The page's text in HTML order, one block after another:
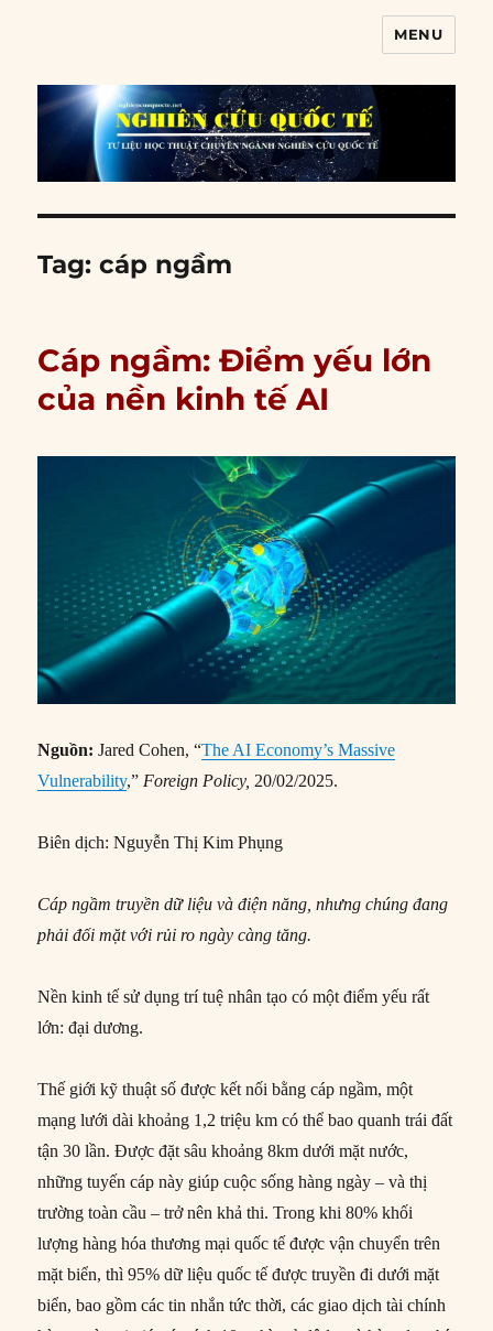
MENU
Tag:cáp ngầm
Cáp ngầm: Điểm yếu lớn
của nền kinh tế AI
Nguồn: Jared Cohen, “The AI Economy’s Massive
Vulnerability,” Foreign Policy, 20/02/2025.
Biên dịch: Nguyễn Thị Kim Phụng
Cáp ngầm truyền dữ liệu và điện năng, nhưng chúng đang
phải đối mặt với rủi ro ngày càng tăng.
Nền kinh tế sử dụng trí tuệ nhân tạo có một điểm yếu rất
lớn: đại dương.
Thế giới kỹ thuật số được kết nối bằng cáp ngầm, một
mạng lưới dài khoảng 1,2 triệu km có thể bao quanh trái đất
tận 30 lần. Được đặt sâu khoảng 8km dưới mặt nước,
những tuyến cáp này giúp cuộc sống hàng ngày – và thị
trường toàn cầu – trở nên khả thi. Trong khi 80% khối
lượng hàng hóa thương mại quốc tế được vận chuyển trên
mặt biển, thì 95% dữ liệu quốc tế được truyền đi dưới mặt
biển, bao gồm các tin nhắn tức thời, các giao dịch tài chính